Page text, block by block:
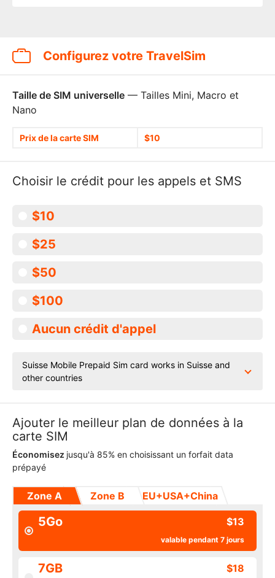
Configurez votre TravelSim
Taille de SIM universelle — Tailles Mini, Macro et
Nano
Prix de la carte SIM $10
Choisir le crédit pour les appels et SMS
$10
$25
$50
$100
Aucun crédit d'appel
Suisse Mobile Prepaid Sim card works in Suisse and
other countries
Ajouter le meilleur plan de données à la
carte SIM
Économisez jusqu'à 85% en choisissant un forfait data
prépayé
Zone A Zone B EU+USA+China
$13
5Go
valable pendant 7 jours
$18
7GB